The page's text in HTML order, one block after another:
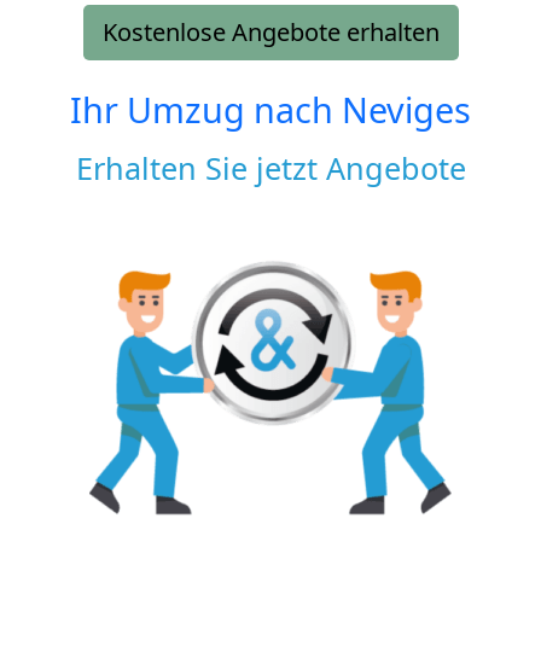
Kostenlose Angebote erhalten
Ihr Umzug nach Neviges
Erhalten Sie jetzt Angebote